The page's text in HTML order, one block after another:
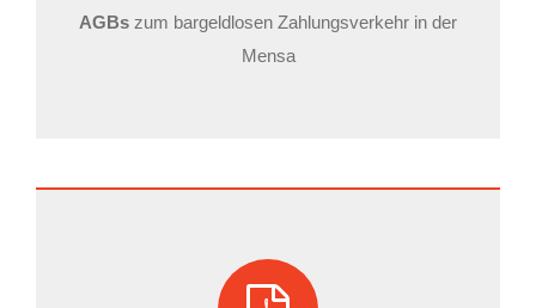
AGBs zum bargeldlosen Zahlungsverkehr in der
Mensa